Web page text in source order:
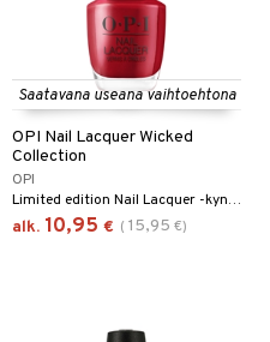
Saatavana useana vaihtoehtona
OPI Nail Lacquer Wicked
Collection
OPI
Limited edition Nail Lacquer -kynsilakka OPI:lta, inspiroituna Wicked-elokuvasta
alk. 10,95 € ( 15,95 €)